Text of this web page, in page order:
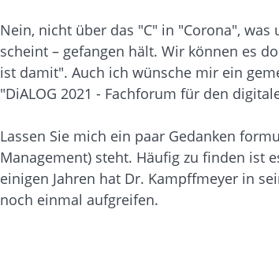
Nein, nicht über das "C" in "Corona",
scheint – gefangen hält. Wir können es
ist damit". Auch ich wünsche mir ein
"DiALOG 2021 - Fachforum für den
Lassen Sie mich ein paar Gedanken
Management) steht. Häufig zu finden ist
einigen Jahren hat Dr. Kampffmeyer in
noch einmal aufgreifen.